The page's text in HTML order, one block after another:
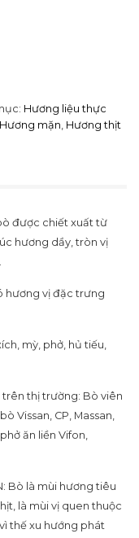
Hương liệu thực
Hương mặn, Hương thịt
được chiết xuất từ
hương dầy, tròn vị
hương vị đặc trưng
mỳ, phở, hủ tiếu,
thị trường: Bò viên
Vissan, CP, Massan,
ăn liền Vifon,
Bò là mùi hương tiêu
là mùi vị quen thuộc
thế xu hướng phát